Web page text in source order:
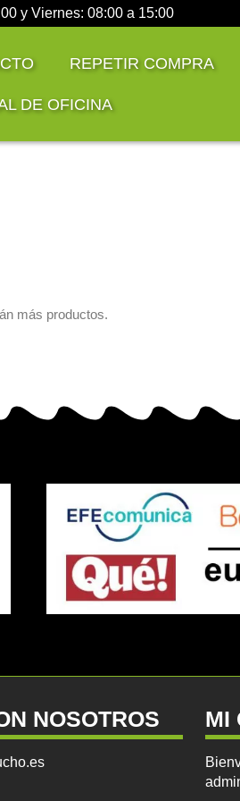
y Viernes: 08:00 a 15:00
REPETIR COMPRA
DE OFICINA
más productos.
NOSOTROS MI